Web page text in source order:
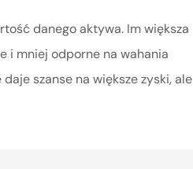
danego aktywa. Im większa
i mniej odporne na wahania
szanse na większe zyski, ale